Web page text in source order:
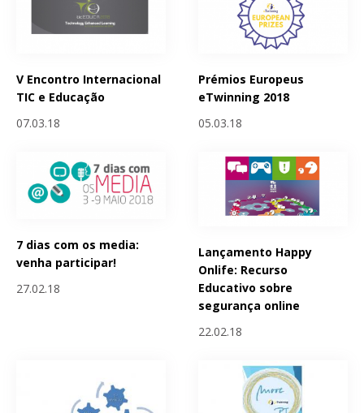
V Encontro Internacional
TIC e Educação
07.03.18
Prémios Europeus
eTwinning 2018
05.03.18
7 dias com os media:
venha participar!
27.02.18
Lançamento Happy
Onlife: Recurso
Educativo sobre
segurança online
22.02.18